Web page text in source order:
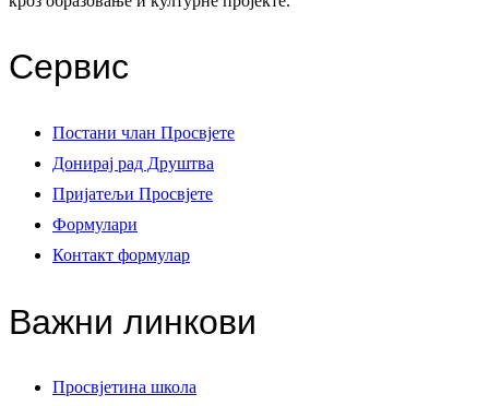
Сервис
Постани члан Просвјете
Донирај рад Друштва
Пријатељи Просвјете
Формулари
Контакт формулар
Важни линкови
Просвјетина школа